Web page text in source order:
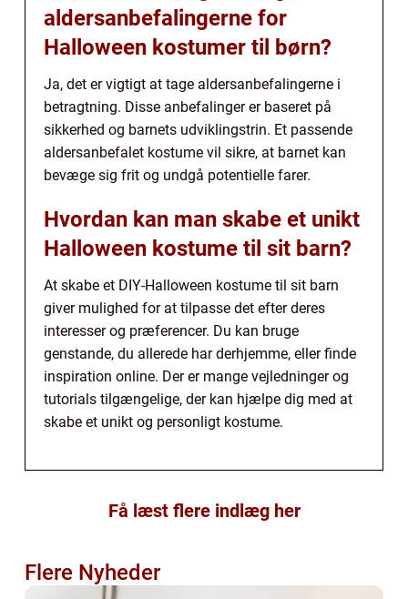
aldersanbefalingerne for
Halloween kostumer til børn?
Ja, det er vigtigt at tage aldersanbefalingerne i
betragtning. Disse anbefalinger er baseret på
sikkerhed og barnets udviklingstrin. Et passende
aldersanbefalet kostume vil sikre, at barnet kan
bevæge sig frit og undgå potentielle farer.
Hvordan kan man skabe et unikt
Halloween kostume til sit barn?
At skabe et DIY-Halloween kostume til sit barn
giver mulighed for at tilpasse det efter deres
interesser og præferencer. Du kan bruge
genstande, du allerede har derhjemme, eller finde
inspiration online. Der er mange vejledninger og
tutorials tilgængelige, der kan hjælpe dig med at
skabe et unikt og personligt kostume.
Få læst flere indlæg her
Flere Nyheder